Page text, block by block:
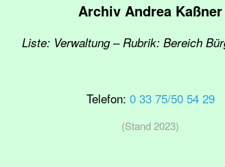
Archiv Andrea Kaßner
Liste: Verwaltung – Rubrik: Bereich
Telefon: 0 33 75/50 54 29
(Stand 2023)